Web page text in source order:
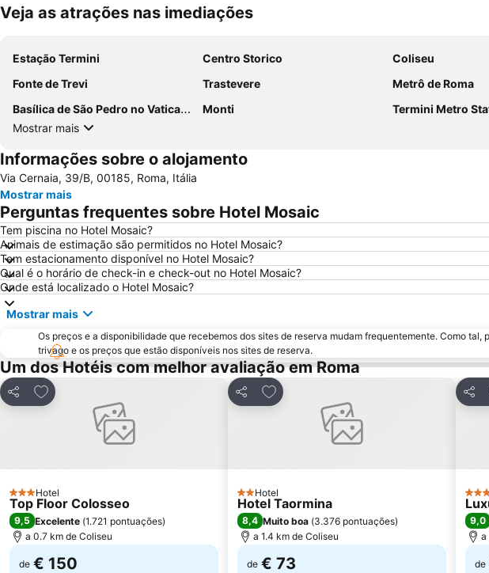
Veja as atrações nas imediações
Estação Termini Centro Storico Coliseu
Fonte de Trevi
Trastevere Metrô de Roma
Basílica de São Pedro no Vaticano
Monti Termini Metro
Mostrar mais
Informações sobre o alojamento
Via Cernaia, 39/B, 00185, Roma, Itália
Mostrar mais
Perguntas frequentes sobre Hotel Mosaic
Tem piscina no Hotel Mosaic?
Animais de estimação são permitidos no Hotel Mosaic?
Tem estacionamento disponível no Hotel Mosaic?
Qual é o horário de check-in e check-out no Hotel Mosaic?
Onde está localizado o Hotel Mosaic?
Mostrar mais
Os preços e a disponibilidade que recebemos dos sites de reserva mudam frequentemente. Como
trivago e os preços que estão disponíveis nos sites de reserva.
Um dos Hotéis com melhor avaliação em Roma
Partilhar
Adicionar aos favoritos
3 Estrelas
Hotel
Top Floor Colosseo
9,5 Excelente (1.721 pontuações)
a 0.7 km de Coliseu
de € 150
Partilhar
Adicionar aos favoritos
2 Estrelas
Hotel
Hotel Taormina
8,4 Muito boa (3.376 pontuações)
a 1.4 km de Coliseu
de € 73
4
9,0
a
de